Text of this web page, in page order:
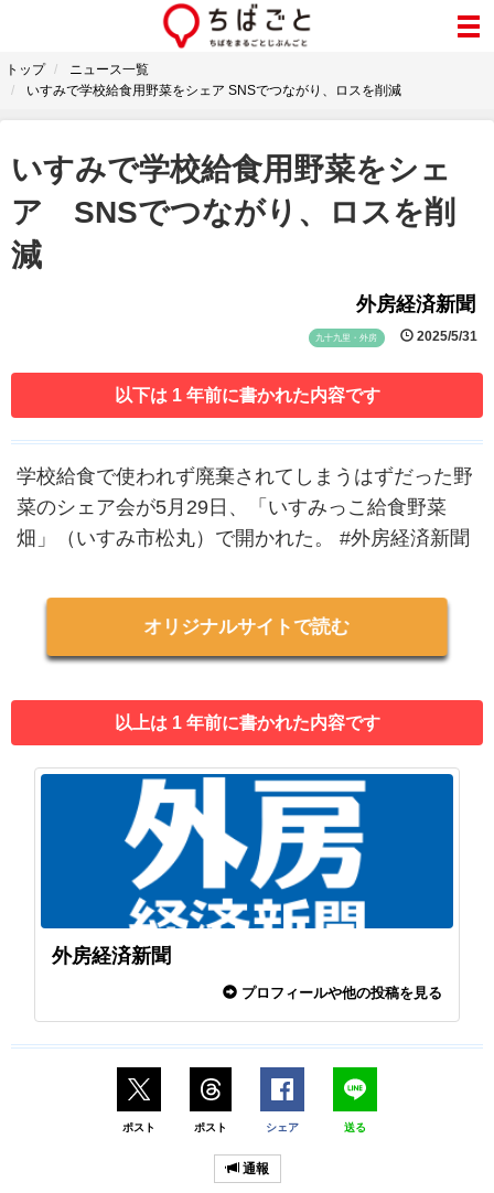
トップ
ニュース一覧
いすみで学校給食用野菜をシェア SNSでつながり、ロスを削減
いすみで学校給食用野菜をシェ
ア SNSでつながり、ロスを削
減
外房経済新聞
九十九里・外房 2025/5/31
以下は 1 年前に書かれた内容です
学校給食で使われず廃棄されてしまうはずだった野
菜のシェア会が5月29日、「いすみっこ給食野菜
畑」（いすみ市松丸）で開かれた。 #外房経済新聞
オリジナルサイトで読む
以上は 1 年前に書かれた内容です
外房経済新聞
プロフィールや他の投稿を見る
ポスト ポスト シェア 送る
通報